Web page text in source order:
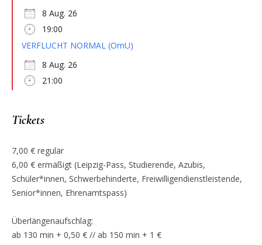
8 Aug. 26
19:00
VERFLUCHT NORMAL (OmU)
8 Aug. 26
21:00
Tickets
7,00 € regulär
6,00 € ermäßigt (Leipzig-Pass, Studierende, Azubis,
Schüler*innen, Schwerbehinderte, Freiwilligendienstleistende,
Senior*innen, Ehrenamtspass)
Überlängenaufschlag:
ab 130 min + 0,50 € // ab 150 min + 1 €